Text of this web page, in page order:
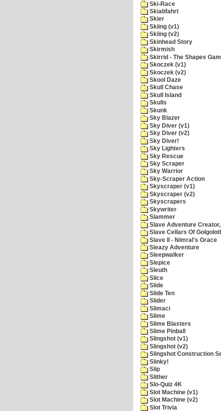
Ski-Race
Skiabfahrt
Skier
Skiing (v1)
Skiing (v2)
Skinhead Story
Skirmish
Skirrid - The Shapes
Skoczek (v1)
Skoczek (v2)
Skool Daze
Skull Chase
Skull Island
Skulls
Skunk
Sky Blazer
Sky Diver (v1)
Sky Diver (v2)
Sky Diver!
Sky Lighters
Sky Rescue
Sky Scraper
Sky Warrior
Sky-Scraper Action
Skyscraper (v1)
Skyscraper (v2)
Skyscrapers
Skywriter
Slammer
Slave Adventure Creator,
Slave Cellars Of
Slave II - Nimral's Grace
Sleazy Adventure
Sleepwalker
Slepice
Sleuth
Slice
Slide
Slide Ten
Slider
Slimaci
Slime
Slime Blasters
Slime Pinball
Slingshot (v1)
Slingshot (v2)
Slingshot Construction
Slinky!
Slip
Slither
Slo-Quiz 4K
Slot Machine (v1)
Slot Machine (v2)
Slot Trivia